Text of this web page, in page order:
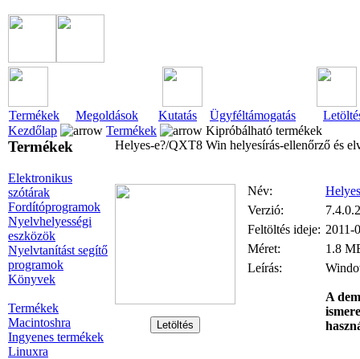
Termékek Megoldások Kutatás Ügyféltámogatás
Kezdőlap
Termékek Kipróbálható termékek
Termékek
Elektronikus
szótárak
Fordítóprogramok
Nyelvhelyességi
eszközök
Nyelvtanítást segítő
programok
Könyvek
Termékek
Macintoshra
Ingyenes termékek
Linuxra
Helyes-e?/QXT8 Win helyesírás-ellenőrző és
Név:
Verzió:
Feltöltés ideje: 2011-
Méret:
1.8
Leírás:
A